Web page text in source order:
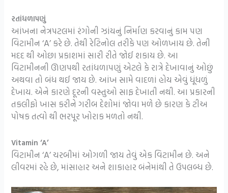
રતાંધળાપણું
આંખના નેત્રપટલમાં રંગોની ઝાંયનું નિર્માણ કરવાનું કામ પણ
વિટામીન ‘A’ કરે છે. તેથી રેટિનોલ તરીકે પણ ઓળખાય છે. તેની
મદદ થી ઓછા પ્રકાશમાં સારી રીતે જોઈ શકાય છે. આ
વિટામીનની ઊણપથી રતાંધળાપણું એટલે કે રાત્રે દેખાવાનું ઓછું
અથવા તો બંધ થઈ જાય છે. આંખ સામે વાદળાં હોય એવું ધૂંધળું
દેખાય. એને કારણે દૂરની વસ્તુઓ સાફ દેખાતી નથી. આ પ્રકારની
તકલીફો ખાસ કરીને ગરીબ દેશોમાં જોવા મળે છે કારણ કે ટીઅ
પોષક તત્વો થી ભરપૂર ખોરાક મળતો નથી.
Vitamin ‘A’
વિટામીન ‘A’ ચરબીમાં ઓગળી જાય તેવું એક વિટામીન છે. અને
લીવરમાં રહે છે, માંસાહાર અને શાકાહાર બંનેમાંથી તે ઉપલબ્ધ છે.